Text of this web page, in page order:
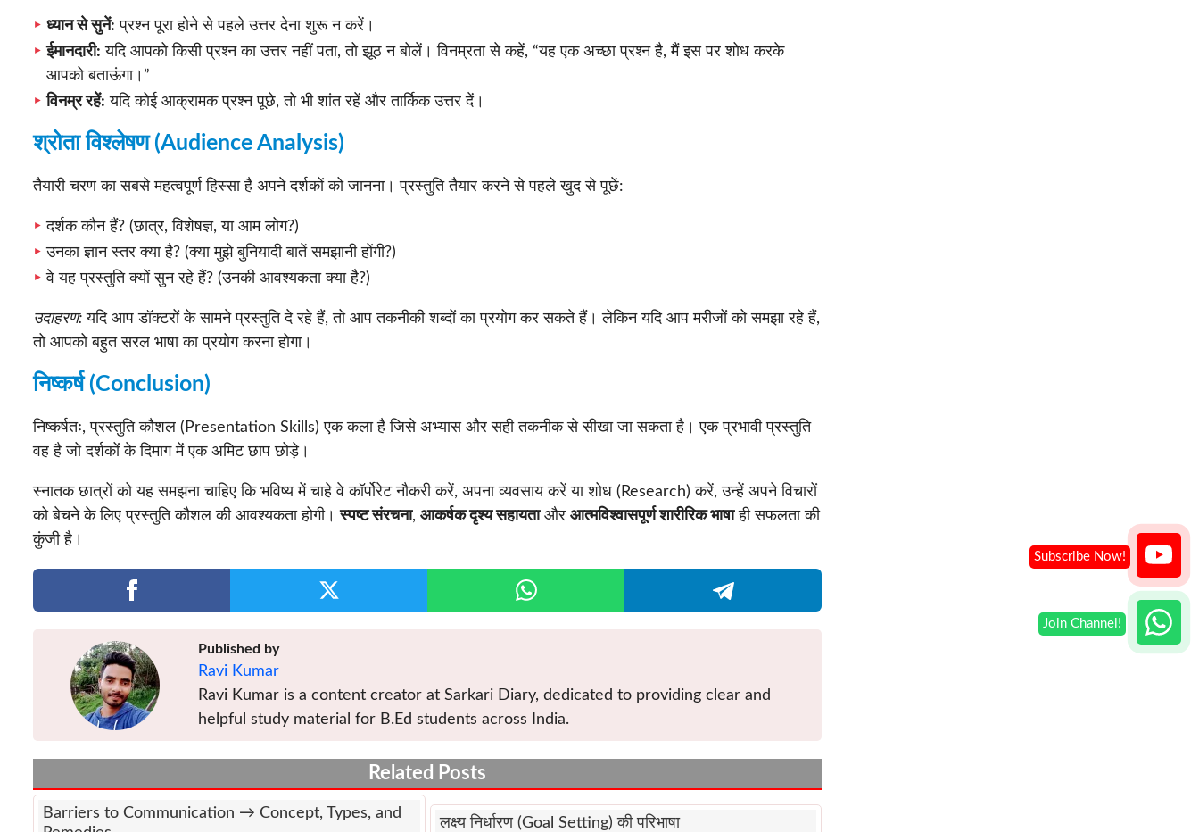
ध्यान से सुनें: प्रश्न पूरा होने से पहले उत्तर देना शुरू न करें।
ईमानदारी: यदि आपको किसी प्रश्न का उत्तर नहीं पता, तो झूठ न बोलें। विनम्रता से कहें, “यह एक अच्छा प्रश्न है, मैं इस पर शोध करके
आपको बताऊंगा।”
विनम्र रहें: यदि कोई आक्रामक प्रश्न पूछे, तो भी शांत रहें और तार्किक उत्तर दें।
श्रोता विश्लेषण (Audience Analysis)
तैयारी चरण का सबसे महत्वपूर्ण हिस्सा है अपने दर्शकों को जानना। प्रस्तुति तैयार करने से पहले खुद से पूछें:
दर्शक कौन हैं? (छात्र, विशेषज्ञ, या आम लोग?)
उनका ज्ञान स्तर क्या है? (क्या मुझे बुनियादी बातें समझानी होंगी?)
वे यह प्रस्तुति क्यों सुन रहे हैं? (उनकी आवश्यकता क्या है?)
उदाहरण: यदि आप डॉक्टरों के सामने प्रस्तुति दे रहे हैं, तो आप तकनीकी शब्दों का प्रयोग कर सकते हैं। लेकिन यदि आप मरीजों को समझा रहे हैं,
तो आपको बहुत सरल भाषा का प्रयोग करना होगा।
निष्कर्ष (Conclusion)
निष्कर्षतः, प्रस्तुति कौशल (Presentation Skills) एक कला है जिसे अभ्यास और सही तकनीक से सीखा जा सकता है। एक प्रभावी प्रस्तुति
वह है जो दर्शकों के दिमाग में एक अमिट छाप छोड़े।
स्नातक छात्रों को यह समझना चाहिए कि भविष्य में चाहे वे कॉर्पोरेट नौकरी करें, अपना व्यवसाय करें या शोध (Research) करें, उन्हें अपने विचारों
को बेचने के लिए प्रस्तुति कौशल की आवश्यकता होगी।स्पष्ट संरचना, आकर्षक दृश्य सहायताऔर आत्मविश्वासपूर्ण शारीरिक भाषाही सफलता की
कुंजी है।
Published by
Ravi Kumar
Ravi Kumar is a content creator at Sarkari Diary, dedicated to providing clear and
helpful study material for B.Ed students across India.
Related Posts
Barriers to Communication → Concept, Types, and
लक्ष्य निर्धारण (Goal Setting) की परिभाषा